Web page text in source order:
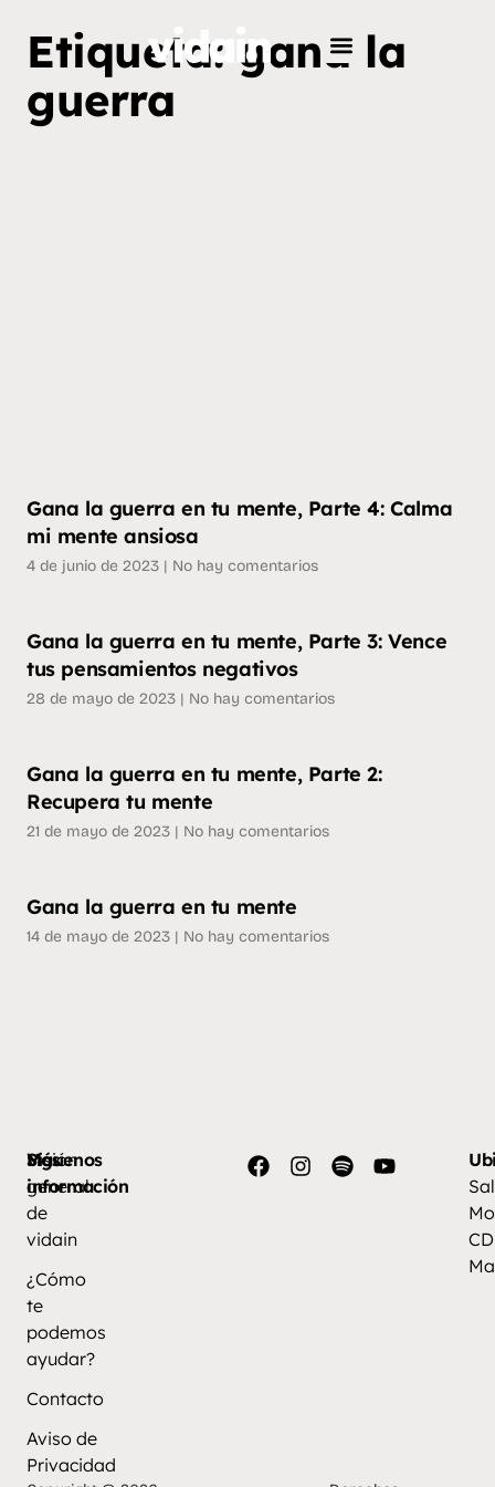
Etiqueta: gana la
guerra
Gana la guerra en tu mente, Parte 4: Calma
mi mente ansiosa
4 de junio de 2023 No hay comentarios
Gana la guerra en tu mente, Parte 3: Vence
tus pensamientos negativos
28 de mayo de 2023 No hay comentarios
Gana la guerra en tu mente, Parte 2:
Recupera tu mente
21 de mayo de 2023 No hay comentarios
Gana la guerra en tu mente
14 de mayo de 2023 No hay comentarios
Más
información
Visión
general
de
vidain
¿Cómo
te
podemos
ayudar?
Contacto
Aviso de
Privacidad
Síguenos